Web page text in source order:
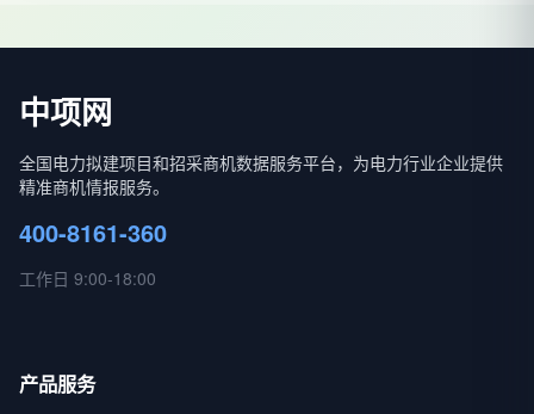
中项网
全国电力拟建项目和招采商机数据服务平台，为电力行业企业提供
精准商机情报服务。
400-8161-360
工作日 9:00-18:00
产品服务